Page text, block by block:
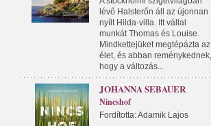
lévő Halsterőn áll az újonnan
nyílt Hilda-villa. Itt vállal
munkát Thomas és Louise.
Mindkettejüket megtépázta az
élet, és abban reménykednek,
hogy a változás...
JOHANNA SEBAUER
Nincshof
Fordította: Adamik Lajos